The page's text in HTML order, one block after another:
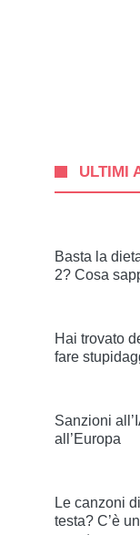
ULTIMI
Basta la
2? Cosa
Hai trovato
fare
Sanzioni
all’Europa
Le canzoni
testa? C’è